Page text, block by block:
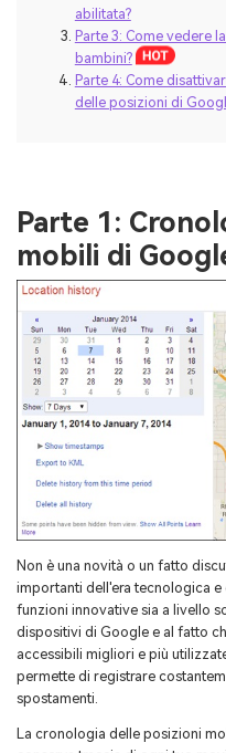
abilitata?
Parte 3: Come vedere
bambini?
Parte 4: Come
delle posizioni di
Parte 1:
mobili di
Non è una novità o un fatto
importanti dell'era tecnologica
funzioni innovative sia a livello
dispositivi di Google e al fatto
accessibili migliori e più
permette di registrare
spostamenti.
La cronologia delle posizioni